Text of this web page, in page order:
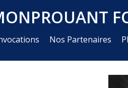
Nos Partenaires